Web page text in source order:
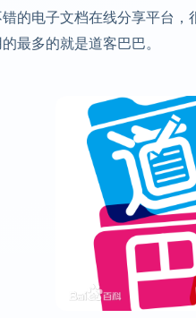
的电子文档在线分享平台
最多的就是道客巴巴。